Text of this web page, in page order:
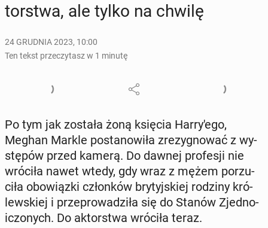
tor­stwa, ale tylko na chwilę
24 GRUDNIA 2023, 10:00
Ten tekst przeczytasz w 1 minutę
Po tym jak została żoną księcia Har­ry­'e­go,
Meghan Markle po­sta­no­wi­ła zre­zy­gno­wać z wy­
stę­pów przed kamerą. Do dawnej pro­fe­sji nie
wróciła nawet wtedy, gdy wraz z mężem po­rzu­
ci­ła obo­wiąz­ki człon­ków bry­tyj­skiej rodziny kró­
lew­skiej i prze­pro­wa­dzi­ła się do Stanów Zjed­no­
iczo­nych. Do ak­tor­stwa wróciła teraz.